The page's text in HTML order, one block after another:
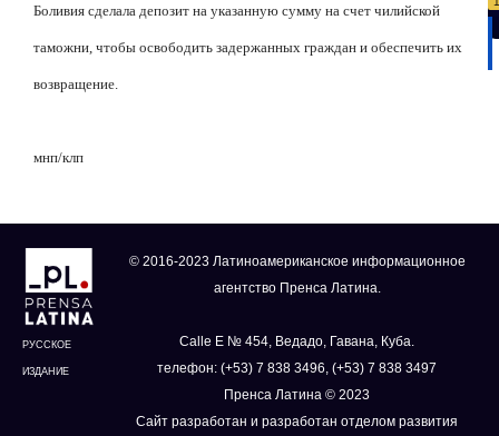
Боливия сделала депозит на указанную сумму на счет чилийской
таможни, чтобы освободить задержанных граждан и обеспечить их
возвращение.
мнп/клп
РУССКОЕ
ИЗДАНИЕ
© 2016-2023 Латиноамериканское информационное
агентство Пренса Латина.
Calle E № 454, Ведадо, Гавана, Куба.
телефон: (+53) 7 838 3496, (+53) 7 838 3497
Пренса Латина © 2023
Сайт разработан и разработан отделом развития